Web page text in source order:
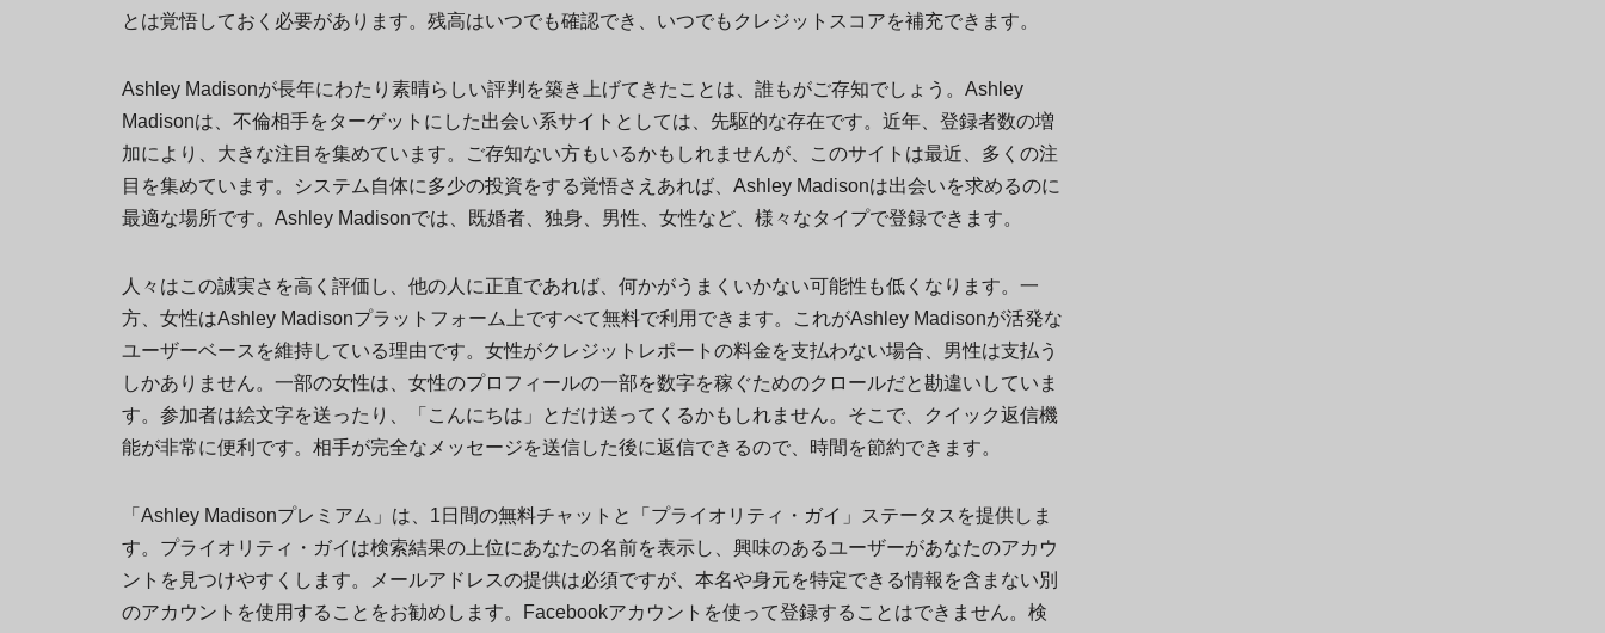
とは覚悟しておく必要があります。残高はいつでも確認でき、いつでもクレジットスコアを補充できます。
Ashley Madisonが長年にわたり素晴らしい評判を築き上げてきたことは、誰もがご存知でしょう。Ashley
Madisonは、不倫相手をターゲットにした出会い系サイトとしては、先駆的な存在です。近年、登録者数の増
加により、大きな注目を集めています。ご存知ない方もいるかもしれませんが、このサイトは最近、多くの注
目を集めています。システム自体に多少の投資をする覚悟さえあれば、Ashley Madisonは出会いを求めるのに
最適な場所です。Ashley Madisonでは、既婚者、独身、男性、女性など、様々なタイプで登録できます。
人々はこの誠実さを高く評価し、他の人に正直であれば、何かがうまくいかない可能性も低くなります。一
方、女性はAshley Madisonプラットフォーム上ですべて無料で利用できます。これがAshley Madisonが活発な
ユーザーベースを維持している理由です。女性がクレジットレポートの料金を支払わない場合、男性は支払う
しかありません。一部の女性は、女性のプロフィールの一部を数字を稼ぐためのクロールだと勘違いしていま
す。参加者は絵文字を送ったり、「こんにちは」とだけ送ってくるかもしれません。そこで、クイック返信機
能が非常に便利です。相手が完全なメッセージを送信した後に返信できるので、時間を節約できます。
「Ashley Madisonプレミアム」は、1日間の無料チャットと「プライオリティ・ガイ」ステータスを提供しま
す。プライオリティ・ガイは検索結果の上位にあなたの名前を表示し、興味のあるユーザーがあなたのアカウ
ントを見つけやすくします。メールアドレスの提供は必須ですが、本名や身元を特定できる情報を含まない別
のアカウントを使用することをお勧めします。Facebookアカウントを使って登録することはできません。検